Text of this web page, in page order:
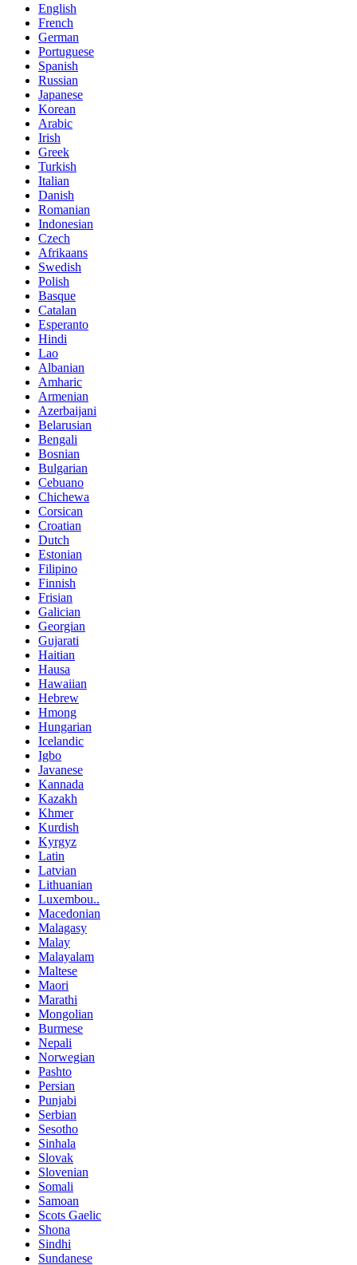
English
French
German
Portuguese
Spanish
Russian
Japanese
Korean
Arabic
Irish
Greek
Turkish
Italian
Danish
Romanian
Indonesian
Czech
Afrikaans
Swedish
Polish
Basque
Catalan
Esperanto
Hindi
Lao
Albanian
Amharic
Armenian
Azerbaijani
Belarusian
Bengali
Bosnian
Bulgarian
Cebuano
Chichewa
Corsican
Croatian
Dutch
Estonian
Filipino
Finnish
Frisian
Galician
Georgian
Gujarati
Haitian
Hausa
Hawaiian
Hebrew
Hmong
Hungarian
Icelandic
Igbo
Javanese
Kannada
Kazakh
Khmer
Kurdish
Kyrgyz
Latin
Latvian
Lithuanian
Luxembou..
Macedonian
Malagasy
Malay
Malayalam
Maltese
Maori
Marathi
Mongolian
Burmese
Nepali
Norwegian
Pashto
Persian
Punjabi
Serbian
Sesotho
Sinhala
Slovak
Slovenian
Somali
Samoan
Scots Gaelic
Shona
Sindhi
Sundanese